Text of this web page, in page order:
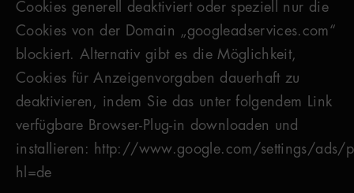
Cookies generell deaktiviert oder speziell nur die
Cookies von der Domain „googleadservices.com“
blockiert. Alternativ gibt es die Möglichkeit,
Cookies für Anzeigenvorgaben dauerhaft zu
deaktivieren, indem Sie das unter folgendem Link
verfügbare Browser-Plug-in downloaden und
installieren: http://www.google.com/settings/ads/
hl=de